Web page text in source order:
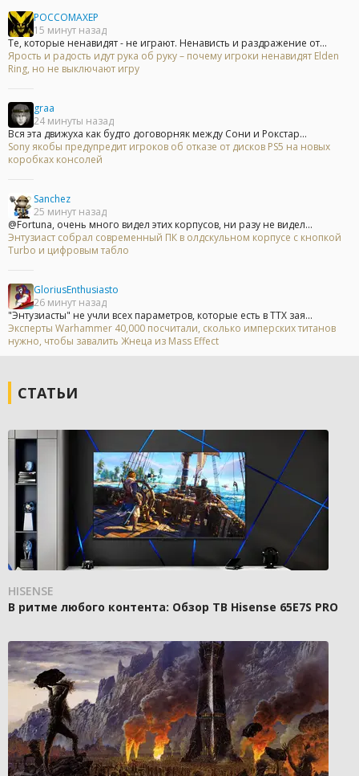
POCCOMAXEP
15 минут назад
Те, которые ненавидят - не играют. Ненависть и раздражение от...
Ярость и радость идут рука об руку – почему игроки ненавидят Elden
Ring, но не выключают игру
graa
24 минуты назад
Вся эта движуха как будто договорняк между Сони и Рокстар...
Sony якобы предупредит игроков об отказе от дисков PS5 на новых
коробках консолей
Sanchez
25 минут назад
@Fortuna, очень много видел этих корпусов, ни разу не видел...
Энтузиаст собрал современный ПК в олдскульном корпусе с кнопкой
Turbo и цифровым табло
GloriusEnthusiasto
26 минут назад
"Энтузиасты" не учли всех параметров, которые есть в ТТХ зая...
Эксперты Warhammer 40,000 посчитали, сколько имперских титанов
нужно, чтобы завалить Жнеца из Mass Effect
СТАТЬИ
HISENSE
В ритме любого контента: Обзор ТВ Hisense 65E7S PRO